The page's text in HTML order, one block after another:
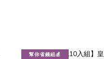
幫你省錢組💰